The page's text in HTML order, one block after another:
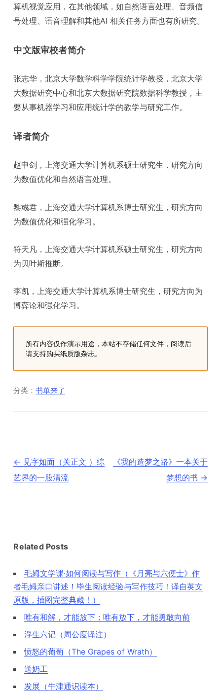
算机视觉应用，在其他领域，如自然语言处理、音频信
号处理、语音理解和其他AI 相关任务方面也有所研究。
中文版审校者简介
张志华，北京大学数学科学学院统计学教授，北京大学
大数据研究中心和北京大数据研究院数据科学教授，主
要从事机器学习和应用统计学的教学与研究工作。
译者简介
赵申剑，上海交通大学计算机系硕士研究生，研究方向
为数值优化和自然语言处理。
黎彧君，上海交通大学计算机系博士研究生，研究方向
为数值优化和强化学习。
符天凡，上海交通大学计算机系硕士研究生，研究方向
为贝叶斯推断。
李凯，上海交通大学计算机系博士研究生，研究方向为
博弈论和强化学习。
所有内容仅作演示用途，本站不存储任何文件，阅读后
请支持购买纸质版杂志。
分类：书单来了
文
章
导
← 见字如面（关正文 ）综
艺界的一股清流
《我的造梦之路》一本关于
梦想的书 →
Related Posts
毛姆文学课·如何阅读与写作（《月亮与六便士》作
者毛姆亲口讲述！毕生阅读经验与写作技巧！译自英文
原版，插图完整典藏！）
唯有和解，才能放下；唯有放下，才能勇敢向前
浮生六记（周公度译注）
愤怒的葡萄（The Grapes of Wrath）
送奶工
发展（牛津通识读本）